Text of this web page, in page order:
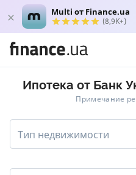
Multi от Finance.ua
(8,9K+)
Ипотека от Банк
Примечание
Тип недвижимости